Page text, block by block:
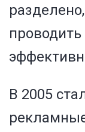
В 2005